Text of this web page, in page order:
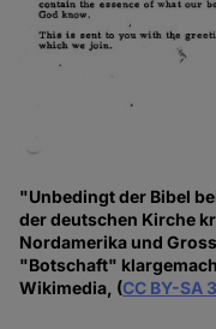
"Unbedingt der Bibel
der deutschen Kirche
Nordamerika und
"Botschaft"
Wikimedia, (CC BY-SA